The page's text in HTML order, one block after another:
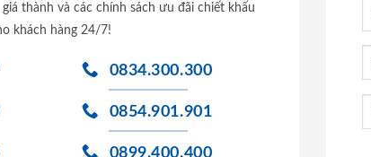
thành và các chính sách ưu đãi chiết khấu
khách hàng 24/7!
0834.300.300
0854.901.901
0899.400.400